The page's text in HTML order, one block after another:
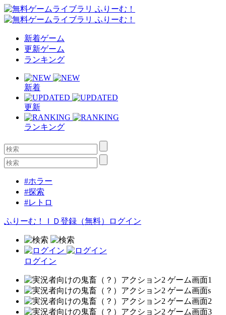
新着ゲーム
更新ゲーム
ランキング
新着
更新
ランキング
#ホラー
#探索
#レトロ
ふりーむ！ＩＤ登録（無料） ログイン
ログイン